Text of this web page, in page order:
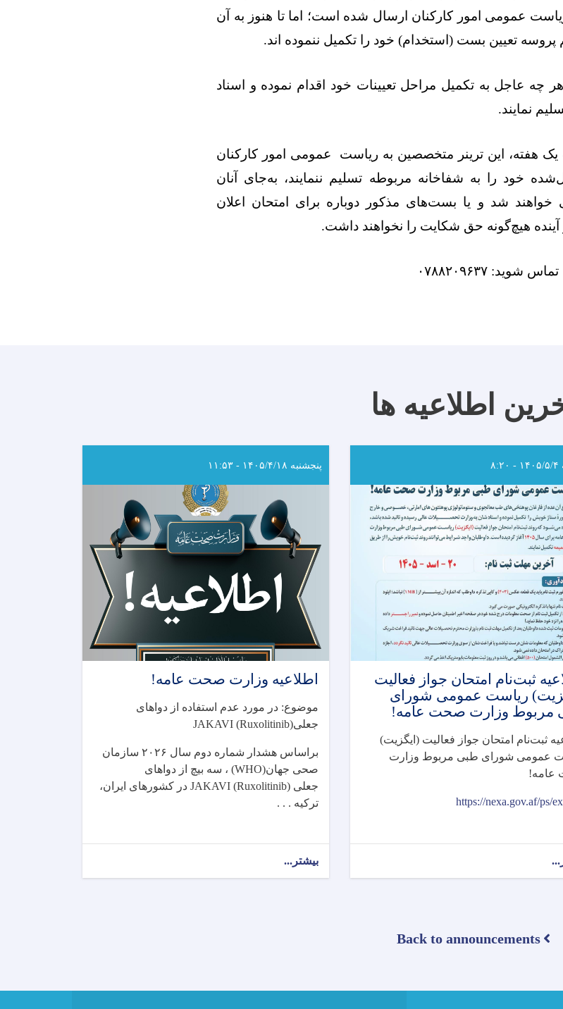
عمومی امور کارکنان ارسال شده است؛ اما تا هنوز به آن
پروسه تعیین بست (استخدام) خود را تکمیل ننموده ‌اند.
چه عاجل به تکمیل مراحل تعیینات خود اقدام نموده و اسناد
نمایند.
هفته، این ترینر متخصصین به ریاست عمومی امور کارکنان
خود را به شفاخانه مربوطه تسلیم ننمایند، به‌جای آنان
خواهند شد و یا بست‌های مذکور دوباره برای امتحان اعلان
هیچ‌گونه حق شکایت را نخواهند داشت.
۰۷۸۸۲۰۹۶۳۷
اطلاعیه ها
ثبت‌نام امتحان جواز فعالیت
رياست عمومی شورای
مربوط وزارت صحت عامه!
ثبت‌نام امتحان جواز فعالیت (ایگزیت)
عمومی شورای طبی مربوط وزارت
!
https://nexa.gov.af/ps/
فعالیت
(ایگزیت)
پنجشنبه ۱۴۰۵/۴/۱۸ - ۱۱:۵۳
اطلاعیه وزارت صحت عامه!
موضوع: در مورد عدم استفاده از دواهای
جعلیJAKAVI (Ruxolitinib)
براساس هشدار شماره دوم سال ۲۰۲۶ سازمان
صحی جهان(WHO) ، سه بیچ از دواهای
جعلی JAKAVI (Ruxolitinib) در کشورهای ایران،
ترکیه . . .
بیشتر...
Back to announcements